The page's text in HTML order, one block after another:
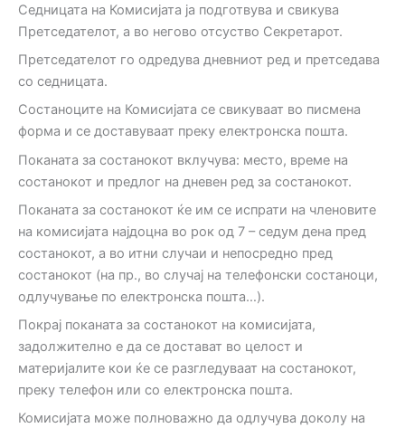
Седницата на Комисијата ја подготвува и свикува
Претседателот, а во негово отсуство Секретарот.
Претседателот го одредува дневниот ред и претседава
со седницата.
Состаноците на Комисијата се свикуваат во писмена
форма и се доставуваат преку електронска пошта.
Поканата за состанокот вклучува: место, време на
состанокот и предлог на дневен ред за состанокот.
Поканата за состанокот ќе им се испрати на членовите
на комисијата најдоцна во рок од 7 – седум дена пред
состанокот, а во итни случаи и непосредно пред
состанокот (на пр., во случај на телефонски состаноци,
одлучување по електронска пошта…).
Покрај поканата за состанокот на комисијата,
задолжително е да се достават во целост и
материјалите кои ќе се разгледуваат на состанокот,
преку телефон или со електронска пошта.
Комисијата може полноважно да одлучува доколу на